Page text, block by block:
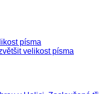
písma
velikost písma